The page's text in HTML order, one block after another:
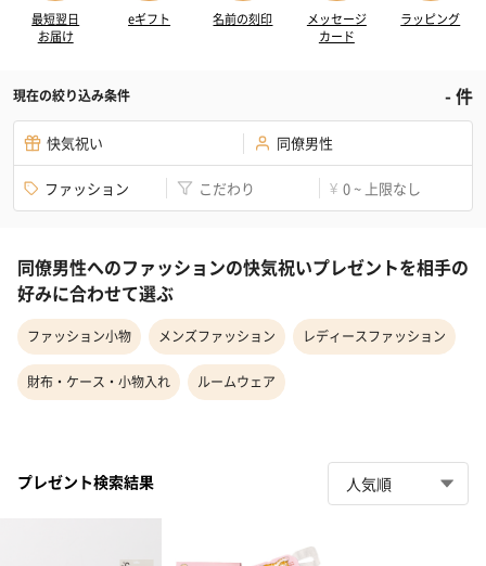
最短翌日
お届け
eギフト 名前の刻印
メッセージ
カード
ラッピング
現在の絞り込み条件 -件
快気祝い 同僚男性
ファッション こだわり ¥ 0 ~ 上限なし
同僚男性へのファッションの快気祝いプレゼントを相手の
好みに合わせて選ぶ
ファッション小物 メンズファッション レディースファッション
財布・ケース・小物入れ ルームウェア
プレゼント検索結果